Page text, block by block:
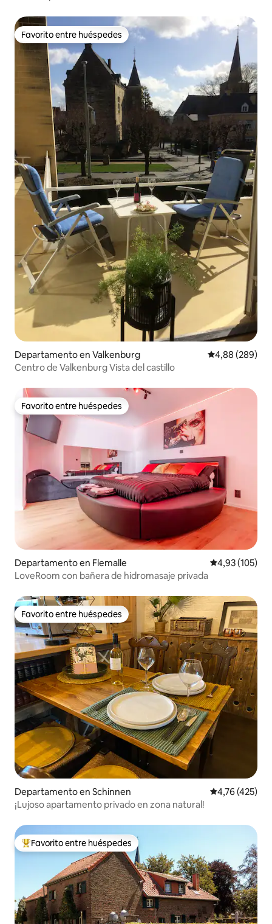
Favorito entre huéspedes
Favorito entre huéspedes
Departamento en Valkenburg Calificación
4,88 (289)
Centro de Valkenburg Vista del castillo
Favorito entre huéspedes
Favorito entre huéspedes
Departamento en Flemalle Calificación
4,93 (105)
LoveRoom con bañera de hidromasaje privada
Favorito entre huéspedes
Favorito entre huéspedes
Departamento en Schinnen Calificación
4,76 (425)
¡Lujoso apartamento privado en zona natural!
Favorito entre los huéspedes más destacados
Favorito entre huéspedes